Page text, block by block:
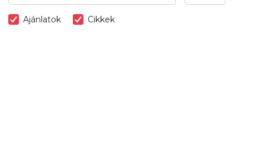
Ajánlatok Cikkek